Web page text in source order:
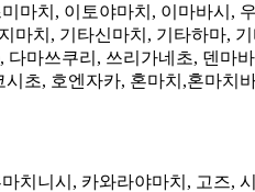
마치, 이토야마치, 이마바시,
치, 기타신마치, 기타하마,
마쓰쿠리, 쓰리가네초, 덴
초, 호엔자카, 혼마치,혼마
치니시, 카와라야마치, 고즈,